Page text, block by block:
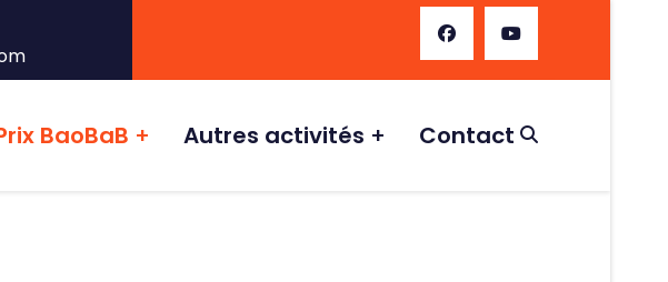
BaoBaB Autres activités Contact